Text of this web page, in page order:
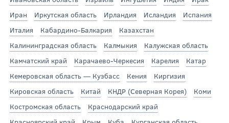
Иран
Иркутская область Ирландия Исландия
Испания
Италия
Кабардино-Балкария
Казахстан
Калининградская область
Калмыкия
Калужская область
Камчатский край
Карачаево-Черкесия Карелия
Катар
Кемеровская область — Кузбасс
Кения
Киргизия
Кировская область
Китай КНДР (Северная Корея)
Коми
Костромская область
Краснодарский край